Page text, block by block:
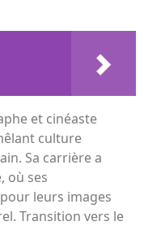
et cinéaste
culture
Sa carrière a
où ses
leurs images
Transition vers le